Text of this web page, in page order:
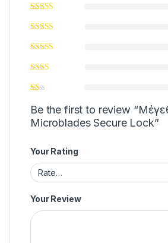
Be the first to review
Microblades Secure Lock”
Your Rating
Your Review